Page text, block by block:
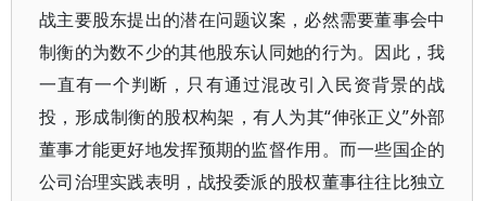
战主要股东提出的潜在问题议案，必然需要董事会中
制衡的为数不少的其他股东认同她的行为。因此，我
一直有一个判断，只有通过混改引入民资背景的战
投，形成制衡的股权构架，有人为其“伸张正义”外部
董事才能更好地发挥预期的监督作用。而一些国企的
公司治理实践表明，战投委派的股权董事往往比独立